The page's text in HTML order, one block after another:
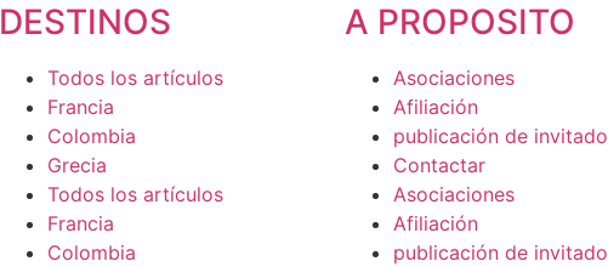
DESTINOS
Todos los artículos
Francia
Colombia
Grecia
Todos los artículos
Francia
Colombia
A PROPOSITO
Asociaciones
Afiliación
publicación de invitado
Contactar
Asociaciones
Afiliación
publicación de invitado